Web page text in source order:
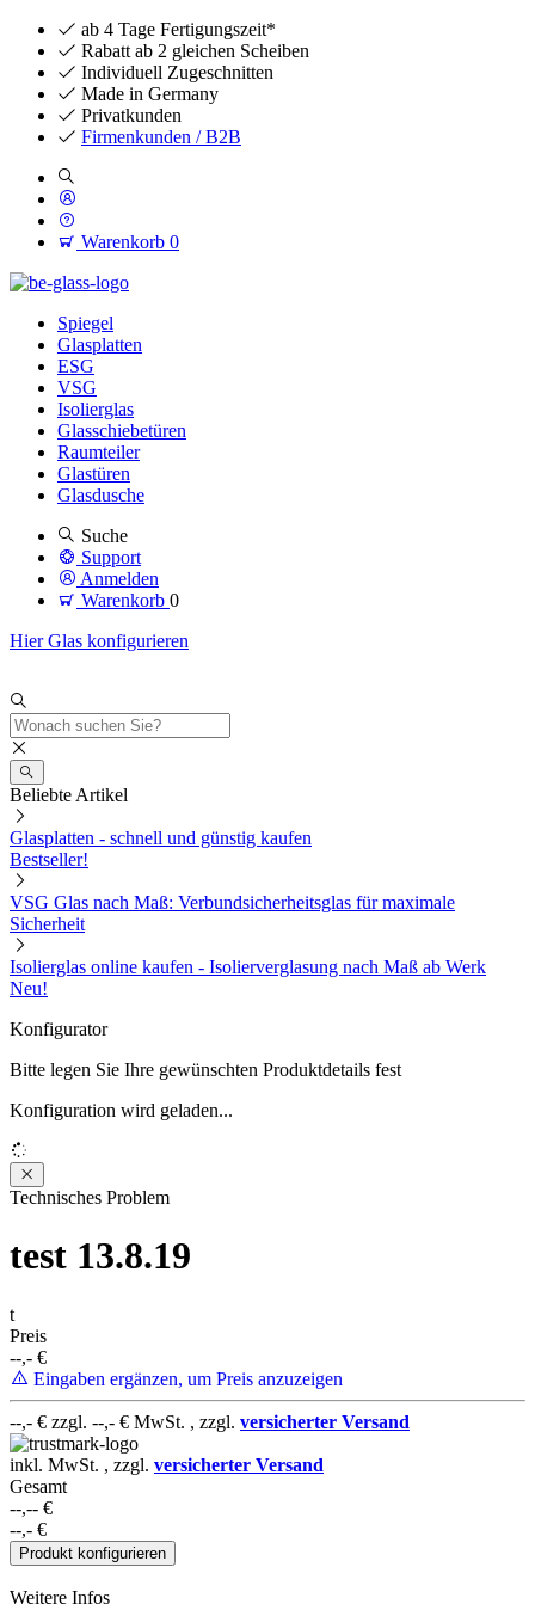
ab 4 Tage Fertigungszeit*
Rabatt ab 2 gleichen Scheiben
Individuell Zugeschnitten
Made in Germany
Privatkunden
Firmenkunden / B2B
Warenkorb 0
Spiegel
Glasplatten
ESG
VSG
Isolierglas
Glasschiebetüren
Raumteiler
Glastüren
Glasdusche
Suche
Support
Anmelden
Warenkorb 0
Hier Glas konfigurieren
Beliebte Artikel
Glasplatten - schnell und günstig kaufen
Bestseller!
VSG Glas nach Maß: Verbundsicherheitsglas für maximale
Sicherheit
Isolierglas online kaufen - Isolierverglasung nach Maß ab Werk
Neu!
Konfigurator
Bitte legen Sie Ihre gewünschten Produktdetails fest
Konfiguration wird geladen...
Loading...
Technisches Problem
test 13.8.19
t
Preis
--,- €
Eingaben ergänzen, um Preis anzuzeigen
--,- € zzgl. --,- € MwSt. , zzgl. versicherter Versand
inkl. MwSt. , zzgl. versicherter Versand
Gesamt
--,-- €
--,- €
Produkt konfigurieren
Weitere Infos
Sehr gute Qualität, tolle Logistik und
fairer Preis. Was will man mehr!